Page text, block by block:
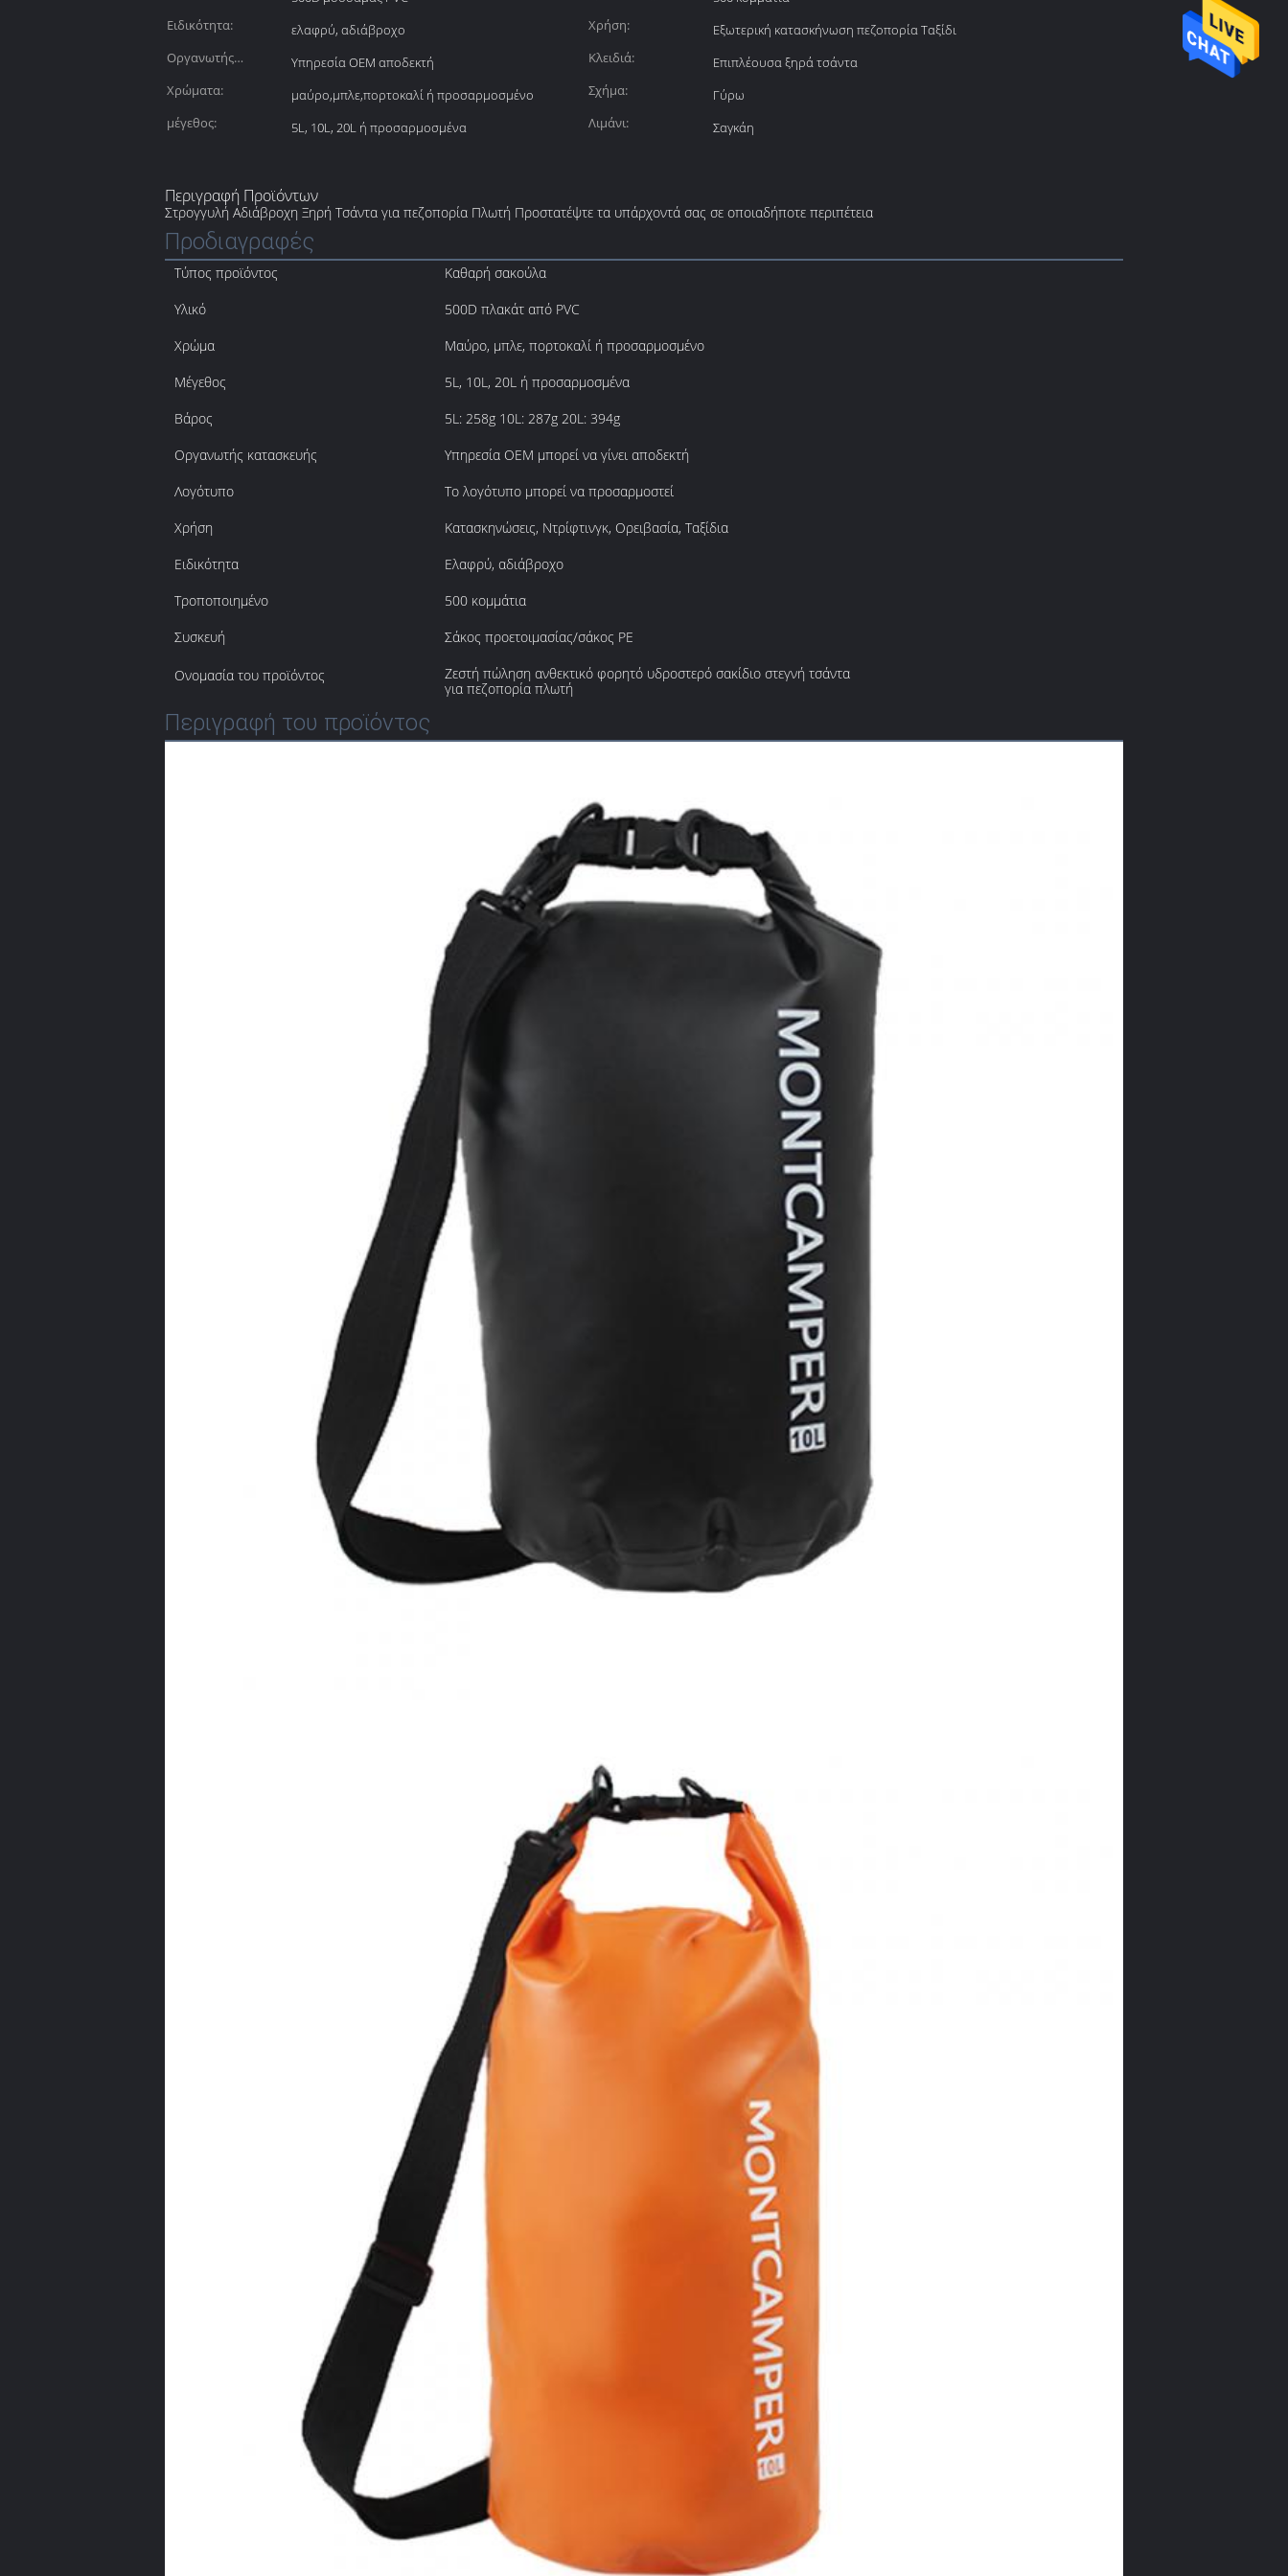
Ειδικότητα:
ελαφρύ, αδιάβροχο Χρήση:
Εξωτερική κατασκήνωση πεζοπορία Ταξίδι
Οργανωτής
κατασκευής:
Υπηρεσία OEM αποδεκτή Κλειδιά:
Επιπλέουσα ξηρά τσάντα
Χρώματα:
μαύρο,μπλε,πορτοκαλί ή προσαρμοσμένο Σχήμα:
Γύρω
μέγεθος:
5L, 10L, 20L ή προσαρμοσμένα Λιμάνι: Σαγκάη
Περιγραφή Προϊόντων
Στρογγυλή Αδιάβροχη Ξηρή Τσάντα για πεζοπορία Πλωτή Προστατέψτε τα υπάρχοντά σας σε οποιαδήποτε περιπέτεια
Προδιαγραφές
Τύπος προϊόντος
Καθαρή σακούλα
Υλικό
500D πλακάτ από PVC
Χρώμα
Μαύρο, μπλε, πορτοκαλί ή προσαρμοσμένο
Μέγεθος
5L, 10L, 20L ή προσαρμοσμένα
Βάρος
5L: 258g 10L: 287g 20L: 394g
Οργανωτής κατασκευής
Υπηρεσία OEM μπορεί να γίνει αποδεκτή
Λογότυπο
Το λογότυπο μπορεί να προσαρμοστεί
Χρήση
Κατασκηνώσεις, Ντρίφτινγκ, Ορειβασία, Ταξίδια
Ειδικότητα
Ελαφρύ, αδιάβροχο
Τροποποιημένο
500 κομμάτια
Συσκευή
Σάκος προετοιμασίας/σάκος PE
Ονομασία του προϊόντος
Ζεστή πώληση ανθεκτικό φορητό υδροστερό σακίδιο στεγνή τσάντα
για πεζοπορία πλωτή
Περιγραφή του προϊόντος